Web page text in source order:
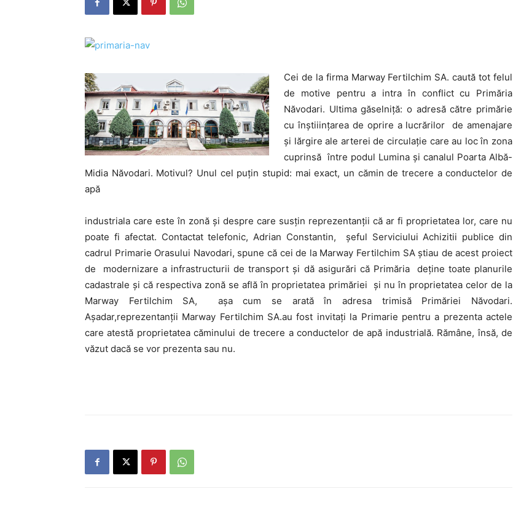
Cei de la firma Marway Fertilchim SA. caută tot felul
de motive pentru a intra în conflict cu Primăria
Năvodari. Ultima găselniță: o adresă către primărie
cu înștiiințarea de oprire a lucrărilor de amenajare
și lărgire ale arterei de circulație care au loc în zona
cuprinsă între podul Lumina și canalul Poarta Albă-
Midia Năvodari. Motivul? Unul cel puțin stupid: mai exact, un cămin de trecere a conductelor de
apă
industriala care este în zonă și despre care susțin reprezentanții că ar fi proprietatea lor, care nu
poate fi afectat. Contactat telefonic, Adrian Constantin, şeful Serviciului Achizitii publice din
cadrul Primarie Orasului Navodari, spune că cei de la Marway Fertilchim SA știau de acest proiect
de modernizare a infrastructurii de transport și dă asigurări că Primăria deține toate planurile
cadastrale și că respectiva zonă se află în proprietatea primăriei și nu în proprietatea celor de la
Marway Fertilchim SA, așa cum se arată în adresa trimisă Primăriei Năvodari.
Așadar,reprezentanții Marway Fertilchim SA.au fost invitați la Primarie pentru a prezenta actele
care atestă proprietatea căminului de trecere a conductelor de apă industrială. Rămâne, însă, de
văzut dacă se vor prezenta sau nu.